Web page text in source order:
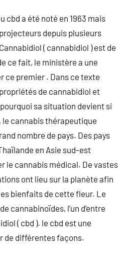
cbd a été noté en 1963 mais
depuis plusieurs
( cannabidiol ) est de
ce fait, le ministère a une
ce premier . Dans ce texte
de cannabidiol et
sa situation devient si
cannabis thérapeutique
nombre de pays. Des pays
en Asie sud-est
le cannabis médical. De vastes
ont lieu sur la planète afin
bienfaits de cette fleur. Le
cannabinoïdes, l’un d’entre
( cbd ). le cbd est une
de différentes façons.